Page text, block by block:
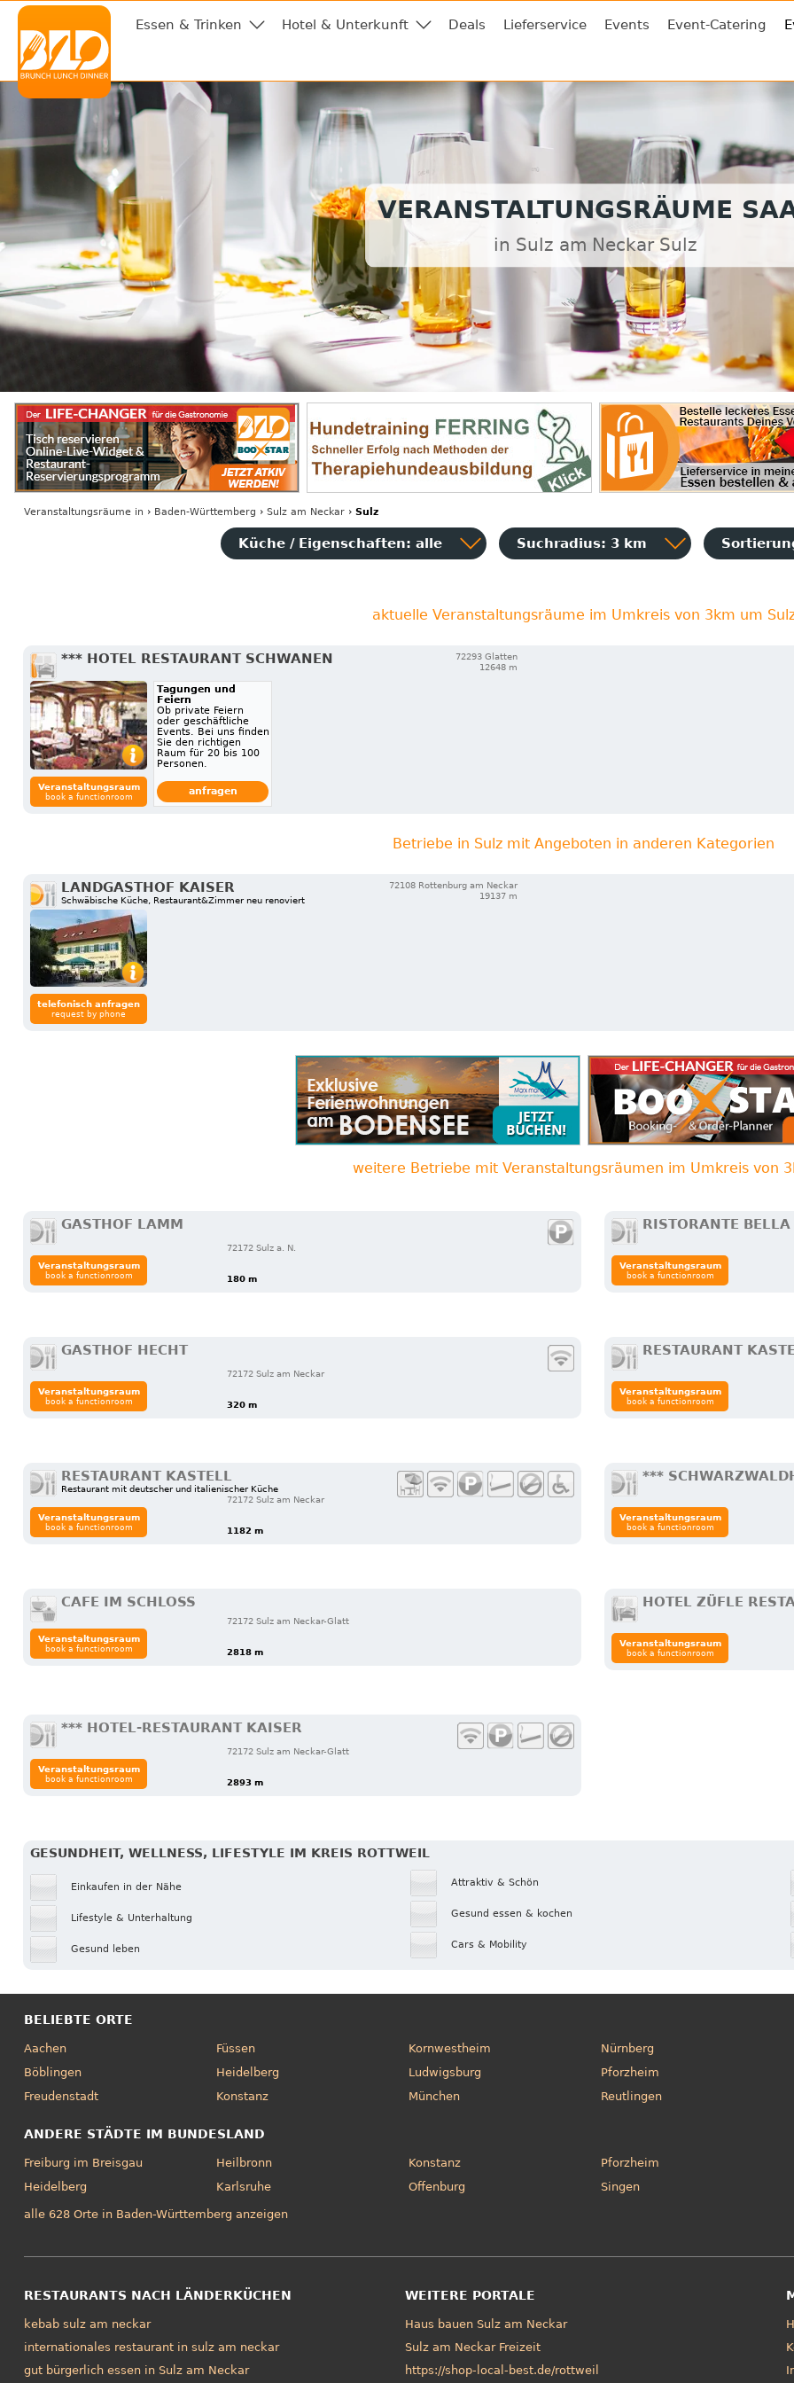
Essen & Trinken Hotel & Unterkunft Deals Lieferservice Events Event-Catering
VERANSTALTUNGSRÄUME
in Sulz am Neckar Sulz
Veranstaltungsräumein › Baden-Württemberg › Sulz am Neckar› Sulz
Küche / Eigenschaften: alle Suchradius: 3 km
aktuelle Veranstaltungsräume im Umkreis von 3km um
*** HOTEL RESTAURANT SCHWANEN
72293 Glatten
12648 m
Veranstaltungsraum
book a functionroom
Tagungen und
Feiern
Ob private Feiern
oder geschäftliche
Events. Bei uns finden
Sie den richtigen
Raum für 20 bis 100
Personen.
anfragen
Betriebe in Sulz mit Angeboten in anderen Kategorien
LANDGASTHOF KAISER
Schwäbische Küche, Restaurant&Zimmer neu renoviert
72108 Rottenburg am Neckar
19137 m
telefonisch anfragen
request by phone
weitere Betriebe mit Veranstaltungsräumen im Umkreis von
GASTHOF LAMM
72172 Sulz a. N.
180 m
Veranstaltungsraum
book a functionroom
RISTORANTE
Veranstaltungsraum
book a functionroom
GASTHOF HECHT
72172 Sulz am Neckar
320 m
Veranstaltungsraum
book a functionroom
RESTAURANT
Veranstaltungsraum
book a functionroom
RESTAURANT KASTELL
Restaurant mit deutscher und italienischer Küche
72172 Sulz am Neckar
1182 m
Veranstaltungsraum
book a functionroom
***
Veranstaltungsraum
book a functionroom
CAFE IM SCHLOSS
72172 Sulz am Neckar-Glatt
2818 m
Veranstaltungsraum
book a functionroom
HOTEL ZÜFLE
Veranstaltungsraum
book a functionroom
*** HOTEL-RESTAURANT KAISER
72172 Sulz am Neckar-Glatt
2893 m
Veranstaltungsraum
book a functionroom
GESUNDHEIT, WELLNESS, LIFESTYLE IM KREIS ROTTWEIL
Einkaufen in der Nähe
Lifestyle & Unterhaltung
Gesund leben
Attraktiv & Schön
Gesund essen & kochen
Cars & Mobility
BELIEBTE ORTE
Aachen
Böblingen
Freudenstadt
Füssen
Heidelberg
Konstanz
Kornwestheim
Ludwigsburg
München
Nürnberg
Pforzheim
Reutlingen
ANDERE STÄDTE IM BUNDESLAND
Freiburg im Breisgau
Heidelberg
Heilbronn
Karlsruhe
Konstanz
Offenburg
Pforzheim
Singen
alle 628 Orte in Baden-Württemberg anzeigen
RESTAURANTS NACH LÄNDERKÜCHEN
kebab sulz am neckar
internationales restaurant in sulz am neckar
gut bürgerlich essen in Sulz am Neckar
WEITERE PORTALE
Haus bauen Sulz am Neckar
Sulz am Neckar Freizeit
https://shop-local-best.de/rottweil